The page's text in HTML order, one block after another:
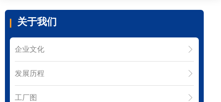
关于我们
企业文化
发展历程
工厂图